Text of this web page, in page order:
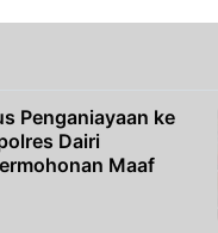
Penganiayaan ke
Dairi
Maaf